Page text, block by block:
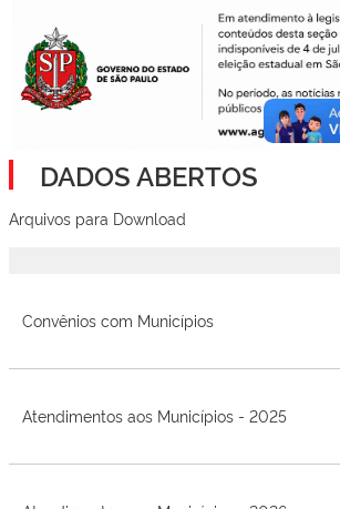
DADOS ABERTOS
Arquivos para Download
Convênios com Municípios
Atendimentos aos Municípios - 2025